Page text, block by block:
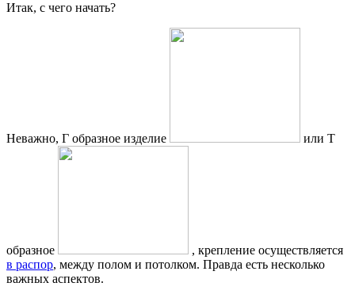
Итак, с чего начать?
Неважно, Г образное изделие или Т
образное
, крепление осуществляется
в распор, между полом и потолком. Правда есть несколько
важных аспектов.